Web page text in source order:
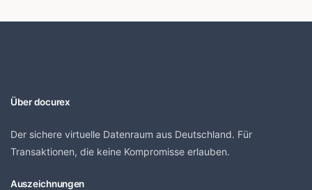
Über docurex
Der sichere virtuelle Datenraum aus Deutschland. Für
Transaktionen, die keine Kompromisse erlauben.
Auszeichnungen